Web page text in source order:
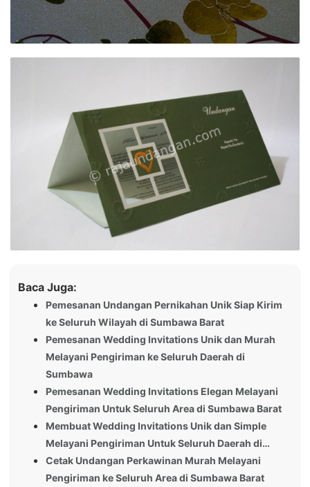
Baca Juga:
Pemesanan Undangan Pernikahan Unik Siap Kirim
ke Seluruh Wilayah di Sumbawa Barat
Pemesanan Wedding Invitations Unik dan Murah
Melayani Pengiriman ke Seluruh Daerah di
Sumbawa
Pemesanan Wedding Invitations Elegan Melayani
Pengiriman Untuk Seluruh Area di Sumbawa Barat
Membuat Wedding Invitations Unik dan Simple
Melayani Pengiriman Untuk Seluruh Daerah di…
Cetak Undangan Perkawinan Murah Melayani
Pengiriman ke Seluruh Area di Sumbawa Barat